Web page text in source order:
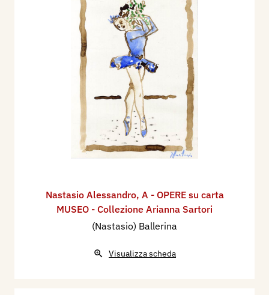
Nastasio Alessandro, A - OPERE su carta
MUSEO - Collezione Arianna Sartori
(Nastasio) Ballerina
Visualizza scheda